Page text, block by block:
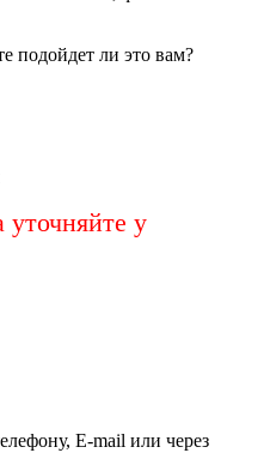
подойдет ли это вам?
у
E-mail или через